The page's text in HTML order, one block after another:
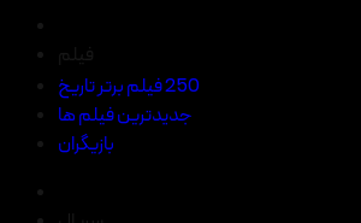
250 فیلم برتر تاریخ
جدیدترین فیلم ها
بازیگران